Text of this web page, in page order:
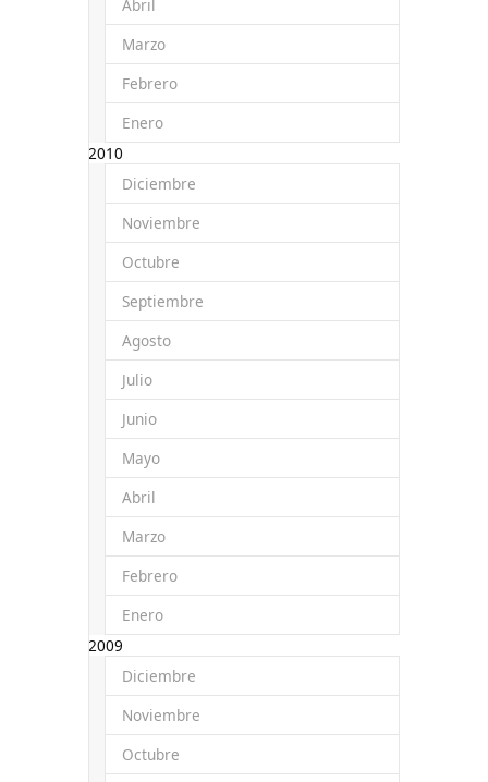
Abril
Marzo
Febrero
Enero
2010
Diciembre
Noviembre
Octubre
Septiembre
Agosto
Julio
Junio
Mayo
Abril
Marzo
Febrero
Enero
2009
Diciembre
Noviembre
Octubre